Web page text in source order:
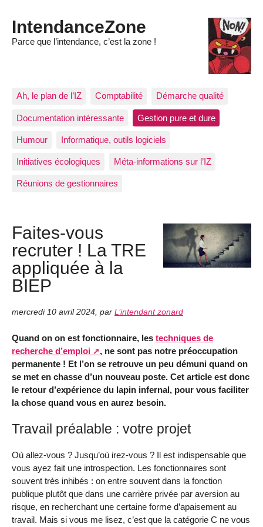
IntendanceZone
Parce que l’intendance, c’est la zone !
Ah, le plan de l’IZ Comptabilité Démarche qualité
Documentation intéressante Gestion pure et dure
Humour Informatique, outils logiciels
Initiatives écologiques Méta-informations sur l’IZ
Réunions de gestionnaires
Faites-vous
recruter ! La TRE
appliquée à la
BIEP
mercredi 10 avril 2024 par L’intendant zonard
Quand on on est fonctionnaire, les techniques de
recherche d’emploi
, ne sont pas notre préoccupation
permanente ! Et l’on se retrouve un peu démuni quand on
se met en chasse d’un nouveau poste. Cet article est donc
le retour d’expérience du lapin infernal, pour vous faciliter
la chose quand vous en aurez besoin.
Travail préalable : votre projet
Où allez-vous ? Jusqu’où irez-vous ? Il est indispensable que
vous ayez fait une introspection. Les fonctionnaires sont
souvent très inhibés : on entre souvent dans la fonction
publique plutôt que dans une carrière privée par aversion au
risque, en recherchant une certaine forme d’apaisement au
travail. Mais si vous me lisez, c’est que la catégorie C ne vous